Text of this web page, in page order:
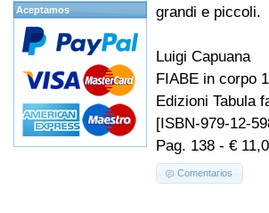
grandi e piccoli.
Luigi Capuana
FIABE in corpo
Edizioni Tabula
[ISBN-979-12-
Pag. 138 - €
Comentarios
Aceptamos